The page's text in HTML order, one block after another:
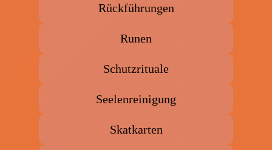
Rückführungen
Runen
Schutzrituale
Seelenreinigung
Skatkarten